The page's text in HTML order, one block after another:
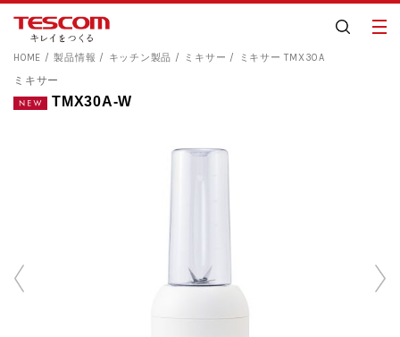
HOME 製品情報 キッチン製品 ミキサー ミキサー TMX30A
ミキサー
TMX30A-W